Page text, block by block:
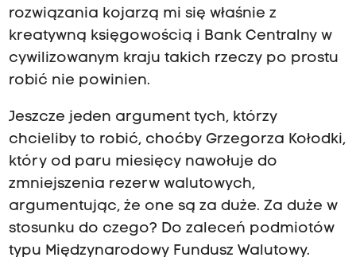
rozwiązania kojarzą mi się właśnie z
kreatywną księgowością i Bank Centralny w
cywilizowanym kraju takich rzeczy po prostu
robić nie powinien.
Jeszcze jeden argument tych, którzy
chcieliby to robić, choćby Grzegorza Kołodki,
który od paru miesięcy nawołuje do
zmniejszenia rezerw walutowych,
argumentując, że one są za duże. Za duże w
stosunku do czego? Do zaleceń podmiotów
typu Międzynarodowy Fundusz Walutowy.